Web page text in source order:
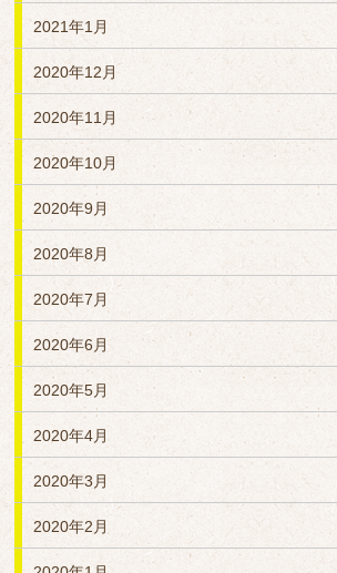
2021年1月
2020年12月
2020年11月
2020年10月
2020年9月
2020年8月
2020年7月
2020年6月
2020年5月
2020年4月
2020年3月
2020年2月